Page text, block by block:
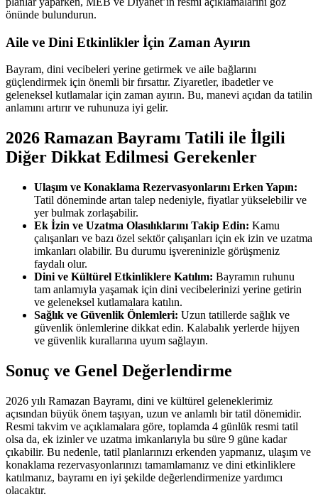
önünde bulundurun.
Aile ve Dini Etkinlikler İçin Zaman Ayırın
Bayram, dini vecibeleri yerine getirmek ve aile bağlarını
güçlendirmek için önemli bir fırsattır. Ziyaretler, ibadetler ve
geleneksel kutlamalar için zaman ayırın. Bu, manevi açıdan da tatilin
anlamını artırır ve ruhunuza iyi gelir.
2026 Ramazan Bayramı Tatili ile İlgili
Diğer Dikkat Edilmesi Gerekenler
Ulaşım ve Konaklama Rezervasyonlarını Erken Yapın:
Tatil döneminde artan talep nedeniyle, fiyatlar yükselebilir ve
yer bulmak zorlaşabilir.
Ek İzin ve Uzatma Olasılıklarını Takip Edin: Kamu
çalışanları ve bazı özel sektör çalışanları için ek izin ve uzatma
imkanları olabilir. Bu durumu işvereninizle görüşmeniz
faydalı olur.
Dini ve Kültürel Etkinliklere Katılım: Bayramın ruhunu
tam anlamıyla yaşamak için dini vecibelerinizi yerine getirin
ve geleneksel kutlamalara katılın.
Sağlık ve Güvenlik Önlemleri: Uzun tatillerde sağlık ve
güvenlik önlemlerine dikkat edin. Kalabalık yerlerde hijyen
ve güvenlik kurallarına uyum sağlayın.
Sonuç ve Genel Değerlendirme
2026 yılı Ramazan Bayramı, dini ve kültürel geleneklerimiz
açısından büyük önem taşıyan, uzun ve anlamlı bir tatil dönemidir.
Resmi takvim ve açıklamalara göre, toplamda 4 günlük resmi tatil
olsa da, ek izinler ve uzatma imkanlarıyla bu süre 9 güne kadar
çıkabilir. Bu nedenle, tatil planlarınızı erkenden yapmanız, ulaşım ve
konaklama rezervasyonlarınızı tamamlamanız ve dini etkinliklere
katılmanız, bayramı en iyi şekilde değerlendirmenize yardımcı
olacaktır.